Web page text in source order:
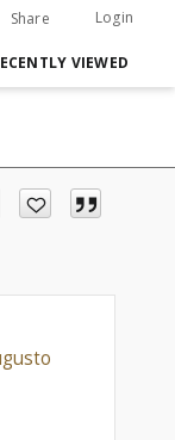
Share Login
VIEWED